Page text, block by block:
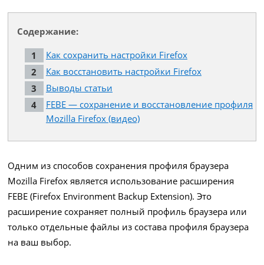
Содержание:
Как сохранить настройки Firefox
Как восстановить настройки Firefox
Выводы статьи
FEBE — сохранение и восстановление профиля
Mozilla Firefox (видео)
Одним из способов сохранения профиля браузера
Mozilla Firefox является использование расширения
FEBE (Firefox Environment Backup Extension). Это
расширение сохраняет полный профиль браузера или
только отдельные файлы из состава профиля браузера
на ваш выбор.